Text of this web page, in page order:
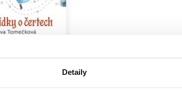
Detaily